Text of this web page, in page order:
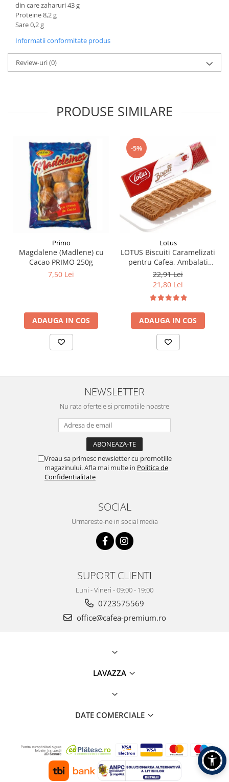
din care zaharuri 43 g
Proteine 8,2 g
Sare 0,2 g
Informatii conformitate produs
Review-uri(0)
PRODUSE SIMILARE
Primo
Magdalene (Madlene) cu
Cacao PRIMO 250g
7,50 Lei
ADAUGA IN COS
-5%
Lotus
LOTUS Biscuiti Caramelizati
pentru Cafea, Ambalati
Individual 50buc 312.5g
22,91 Lei
21,80 Lei
ADAUGA IN COS
NEWSLETTER
Nu rata ofertele si promotiile noastre
Vreau sa primesc newsletter cu promotiile
magazinului. Afla mai multe in Politica de
Confidentialitate
SOCIAL
Urmareste-ne in social media
SUPORT CLIENTI
Luni - Vineri - 09:00 - 19:00
0723575569
office@cafea-premium.ro
LAVAZZA
DATE COMERCIALE